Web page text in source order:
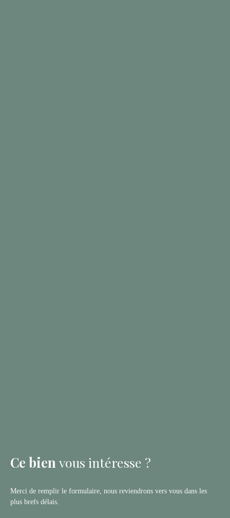
Ce bien vous intéresse ?
Merci de remplir le formulaire, nous reviendrons vers vous dans les
plus brefs délais.